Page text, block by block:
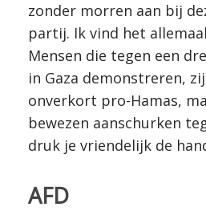
zonder morren aan bij
partij. Ik vind het
Mensen die tegen een
in Gaza demonstreren,
onverkort pro-Hamas,
bewezen aanschurken
druk je vriendelijk de
AFD